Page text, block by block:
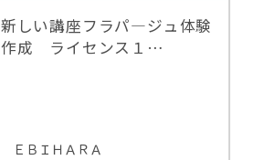
新しい講座フラパ―ジュ体験
作成 ライセンス１…
ＥＢＩＨＡＲＡ